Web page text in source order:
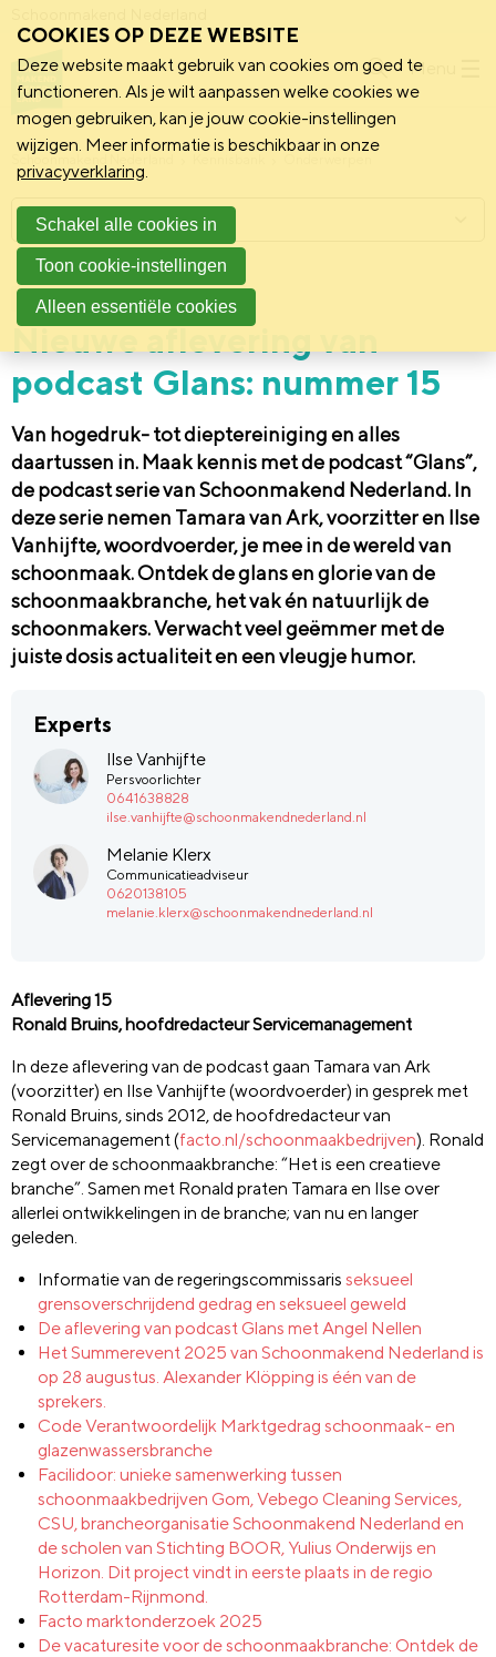
Menu
Schoonmakend Nederland
Vereniging 4 juli 2025
Nieuwe aflevering van
podcast Glans: nummer 15
Van hogedruk- tot dieptereiniging en alles
daartussen in. Maak kennis met de podcast “Glans”,
de podcast serie van Schoonmakend Nederland. In
deze serie nemen Tamara van Ark, voorzitter en Ilse
Vanhijfte, woordvoerder, je mee in de wereld van
schoonmaak. Ontdek de glans en glorie van de
schoonmaakbranche, het vak én natuurlijk de
schoonmakers. Verwacht veel geëmmer met de
juiste dosis actualiteit en een vleugje humor.
Experts
Ilse Vanhijfte
Persvoorlichter
0641638828
ilse.vanhijfte@schoonmakendnederland.nl
Melanie Klerx
Communicatieadviseur
0620138105
melanie.klerx@schoonmakendnederland.nl
Aflevering 15
Ronald Bruins, hoofdredacteur Servicemanagement
In deze aflevering van de podcast gaan Tamara van Ark
(voorzitter) en Ilse Vanhijfte (woordvoerder) in gesprek met
Ronald Bruins, sinds 2012, de hoofdredacteur van
Servicemanagement (facto.nl/schoonmaakbedrijven). Ronald
zegt over de schoonmaakbranche: “Het is een creatieve
branche”. Samen met Ronald praten Tamara en Ilse over
allerlei ontwikkelingen in de branche; van nu en langer
geleden.
Informatie van de regeringscommissaris seksueel
grensoverschrijdend gedrag en seksueel geweld
De aflevering van podcast Glans metAngel Nellen
HetSummerevent 2025 van Schoonmakend Nederland is
op 28 augustus. Alexander Klöpping is één van de
sprekers.
Code Verantwoordelijk Marktgedrag schoonmaak- en
glazenwassersbranche
Facilidoor: unieke samenwerking tussen
schoonmaakbedrijven Gom, Vebego Cleaning Services,
CSU, brancheorganisatie Schoonmakend Nederland en
de scholen van Stichting BOOR, Yulius Onderwijs en
Horizon. Dit project vindt in eerste plaats in de regio
Rotterdam-Rijnmond.
Facto marktonderzoek 2025
De vacaturesite voor de schoonmaakbranche: Ontdek de
Menu
COOKIES OP DEZE WEBSITE
Deze website maakt gebruik van cookies om goed te
functioneren. Als je wilt aanpassen welke cookies we
mogen gebruiken, kan je jouw cookie-instellingen
wijzigen. Meer informatie is beschikbaar in onze
privacyverklaring.
Schakel alle cookies in
Toon cookie-instellingen
Alleen essentiële cookies